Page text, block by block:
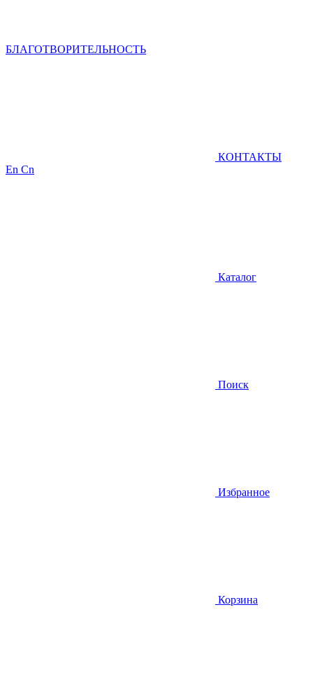
БЛАГОТВОРИТЕЛЬНОСТЬ
КОНТАКТЫ
En Cn
Каталог
Поиск
Избранное
Корзина